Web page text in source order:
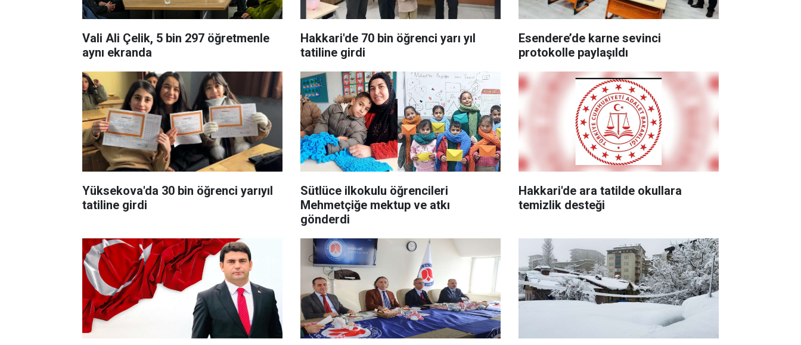
Vali Ali Çelik, 5 bin 297 öğretmenle
aynı ekranda
Hakkari'de 70 bin öğrenci yarı yıl
tatiline girdi
Esendere’de karne sevinci
protokolle paylaşıldı
Yüksekova'da 30 bin öğrenci yarıyıl
tatiline girdi
Sütlüce ilkokulu öğrencileri
Mehmetçiğe mektup ve atkı
gönderdi
Hakkari'de ara tatilde okullara
temizlik desteği